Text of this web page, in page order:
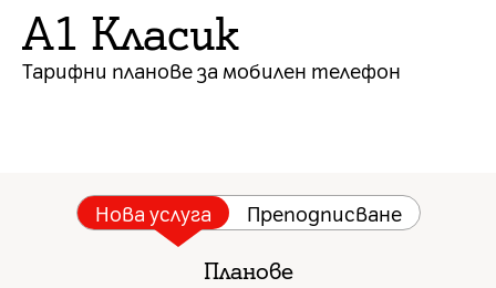
A1 Класик
Тарифни планове за мобилен телефон
Нова услуга Преподписване
Планове